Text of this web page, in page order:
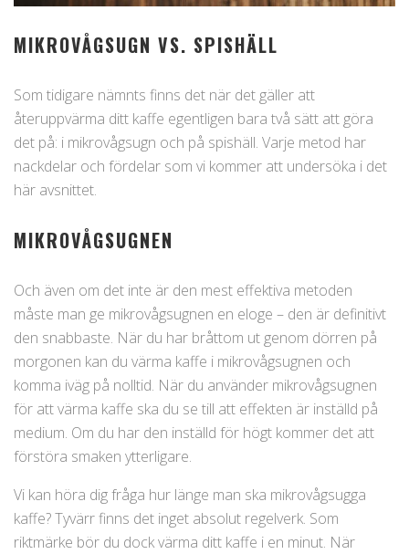
MIKROVÅGSUGN VS. SPISHÄLL
Som tidigare nämnts finns det när det gäller att
återuppvärma ditt kaffe egentligen bara två sätt att göra
det på: i mikrovågsugn och på spishäll. Varje metod har
nackdelar och fördelar som vi kommer att undersöka i det
här avsnittet.
MIKROVÅGSUGNEN
Och även om det inte är den mest effektiva metoden
måste man ge mikrovågsugnen en eloge – den är definitivt
den snabbaste. När du har bråttom ut genom dörren på
morgonen kan du värma kaffe i mikrovågsugnen och
komma iväg på nolltid. När du använder mikrovågsugnen
för att värma kaffe ska du se till att effekten är inställd på
medium. Om du har den inställd för högt kommer det att
förstöra smaken ytterligare.
Vi kan höra dig fråga hur länge man ska mikrovågsugga
kaffe? Tyvärr finns det inget absolut regelverk. Som
riktmärke bör du dock värma ditt kaffe i en minut. När